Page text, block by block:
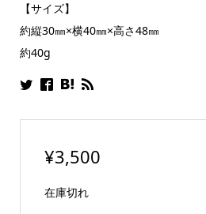
【サイズ】
約縦30㎜×横40㎜×高さ48㎜
約40g
¥3,500
在庫切れ